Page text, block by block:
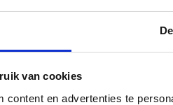
van cookies
content en advertenties te
Olvarit Mijn Eerste